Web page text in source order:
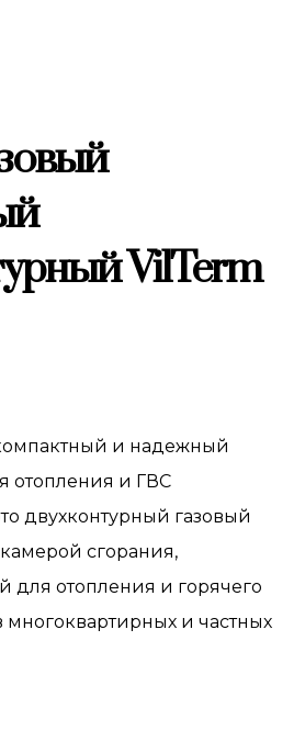
VilTerm
и надежный
отопления и ГВС
двухконтурный газовый
сгорания,
для отопления и горячего
и частных